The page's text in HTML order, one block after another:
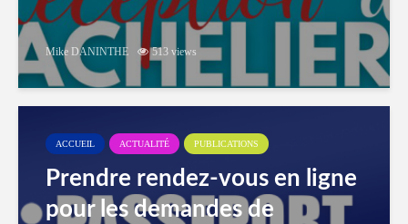
Mike DANINTHE 513 views
ACCUEIL ACTUALITÉ PUBLICATIONS
Prendre rendez-vous en ligne
pour les demandes de